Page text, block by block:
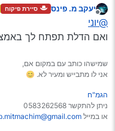
אבל זה ממש לא
החל מזה שהדלת
אני מתכווין כשסגרת
יעקב מ. פינס סיירת פיקוח
@יוני
ואם הדלת תפתח לך
שמישהו כותב עם במקום אם,
אני לו מתבייש ומעיר לא. 😊
הגמ"ח
ניתן להתקשר 0583262568
או במייל